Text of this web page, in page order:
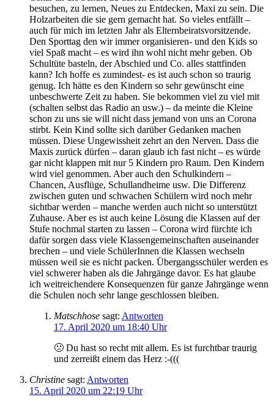
besuchen, zu lernen, Neues zu Entdecken, Maxi zu sein. Die
Holzarbeiten die sie gern gemacht hat. So vieles entfällt –
auch für mich im letzten Jahr als Elternbeiratsvorsitzende.
Den Sporttag den wir immer organisieren- und den Kids so
viel Spaß macht – es wird ihn wohl nicht mehr geben. Ob
Schultüte basteln, der Abschied und Co. alles stattfinden
kann? Ich hoffe es zumindest- es ist auch schon so traurig
genug. Ich hätte es den Kindern so sehr gewünscht eine
unbeschwerte Zeit zu haben. Sie bekommen viel zu viel mit
(schalten selbst das Radio an usw.) – da meinte die Kleine
schon zu uns sie will nicht dass jemand von uns an Corona
stirbt. Kein Kind sollte sich darüber Gedanken machen
müssen. Diese Ungewissheit zehrt an den Nerven. Dass die
Maxis zurück dürfen – daran glaub ich fast nicht – es würde
gar nicht klappen mit nur 5 Kindern pro Raum. Den Kindern
wird viel genommen. Aber auch den Schulkindern –
Chancen, Ausflüge, Schullandheime usw. Die Differenz
zwischen guten und schwachen Schülern wird noch mehr
sichtbar werden – manche werden auch nicht so unterstützt
Zuhause. Aber es ist auch keine Lösung die Klassen auf der
Stufe nochmal starten zu lassen – Corona wird fürchte ich
dafür sorgen dass viele Klassengemeinschaften auseinander
brechen – und viele SchülerInnen die Klassen wechseln
müssen weil sie es nicht packen. Übergangsschüler werden es
viel schwerer haben als die Jahrgänge davor. Es hat glaube
ich weitreichendere Konsequenzen für ganze Jahrgänge wenn
die Schulen noch sehr lange geschlossen bleiben.
Matschhose sagt: Antworten
17. April 2020 um 18:40 Uhr
🙁 Du hast so recht mit allem. Es ist furchtbar traurig
und zerreißt einem das Herz :-(((
Christine sagt: Antworten
15. April 2020 um 22:19 Uhr